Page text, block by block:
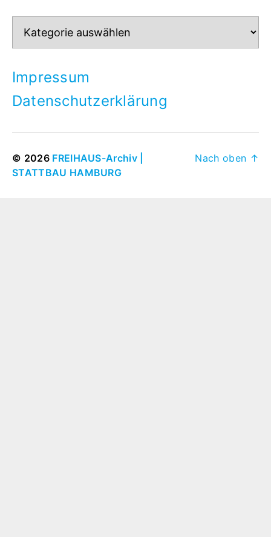
Impressum
Datenschutzerklärung
© 2026 FREIHAUS-Archiv |
STATTBAU HAMBURG
Nach oben ↑